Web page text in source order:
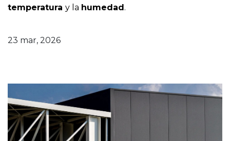
temperatura y la humedad.
23 mar, 2026